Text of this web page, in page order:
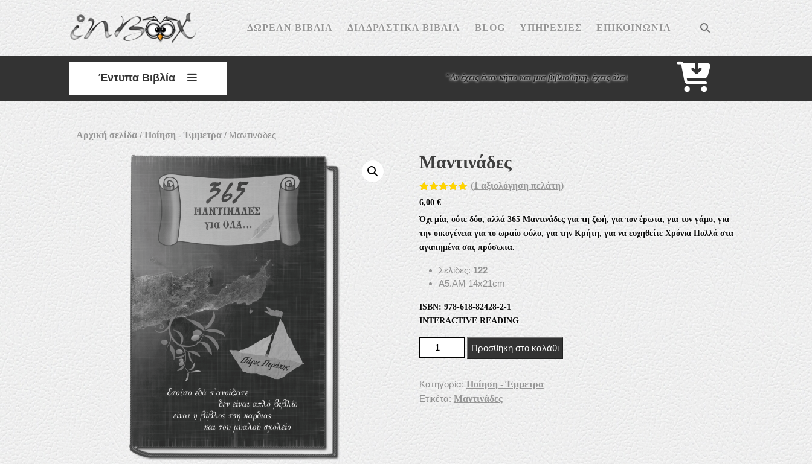
Skip
content
ΔΩΡΕΆΝ ΒΙΒΛΊΑ ΔΙΑΔΡΑΣΤΙΚΆ ΒΙΒΛΊΑ BLOG ΥΠΗΡΕΣΊΕΣ ΕΠΙΚΟΙΝΩΝΊΑ
Έντυπα Βιβλία "Αν έχεις έναν κήπο και μια βιβλιοθήκη, έχεις όλα όσα σου χρειάζονται" - Κικέρων - . . .
Cart
Αρχική σελίδα /Ποίηση - Έμμετρα / Μαντινάδες
Μαντινάδες
Βαθμολογήθ
ηκε με
5.00
από 5 με
βάση
1
βαθμολογία
πελάτη
(1 αξιολόγηση πελάτη)
6,00 €
Όχι μία, ούτε δύο, αλλά 365 Μαντινάδεςγια τη ζωή, για τον έρωτα, για τον γάμο, για
την οικογένεια για το ωραίο φύλο, για την Κρήτη, για να ευχηθείτε Χρόνια Πολλά στα
αγαπημένα σας πρόσωπα.
Σελίδες: 122
Α5.ΑΜ 14x21cm
ISBN: 978-618-82428-2-1
INTERACTIVE READING
Μαντινάδες ποσότηταΠροσθήκη στο καλάθι
Κατηγορία: Ποίηση - Έμμετρα
Ετικέτα: Μαντινάδες